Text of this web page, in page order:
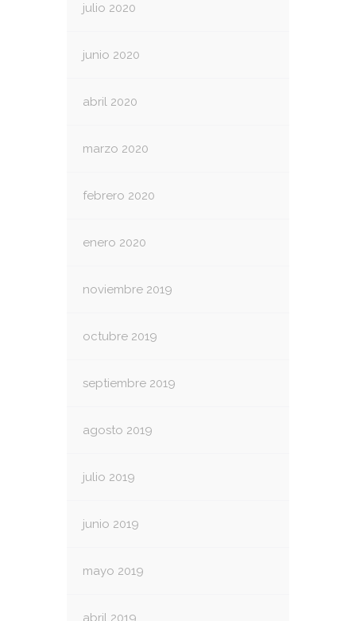
julio 2020
junio 2020
abril 2020
marzo 2020
febrero 2020
enero 2020
noviembre 2019
octubre 2019
septiembre 2019
agosto 2019
julio 2019
junio 2019
mayo 2019
abril 2019